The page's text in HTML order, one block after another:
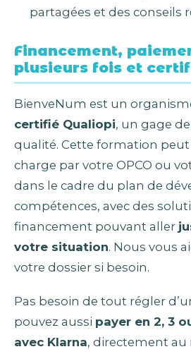
partagées et des conseils
Financement,
plusieurs fois et
BienveNum est un
certifié Qualiopi, un gage
qualité. Cette formation peut
charge par votre OPCO ou
dans le cadre du plan de
compétences, avec des
financement pouvant aller
votre situation. Nous vous
votre dossier si besoin.
Pas besoin de tout régler
pouvez aussi payer en 2, 3
avec Klarna, directement